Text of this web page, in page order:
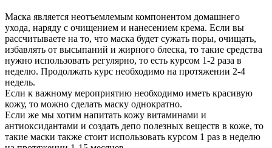
Маска является неотъемлемым компонентом домашнего
ухода, наряду с очищением и нанесением крема. Если вы
рассчитываете на то, что маска будет сужать поры, очищать,
избавлять от высыпаний и жирного блеска, то такие средства
нужно использовать регулярно, то есть курсом 1-2 раза в
неделю. Продолжать курс необходимо на протяжении 2-4
недель.
Если к важному мероприятию необходимо иметь красивую
кожу, то можно сделать маску однократно.
Если же мы хотим напитать кожу витаминами и
антиоксидантами и создать депо полезных веществ в коже, то
такие маски также стоит использовать курсом 1 раз в неделю